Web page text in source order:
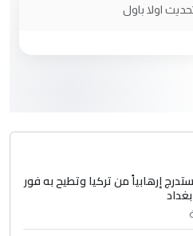
للعراق ومن اصول عريقة
على صدام حسين سل
اولا باول
إرهابياً من تركيا وتطيح به فور